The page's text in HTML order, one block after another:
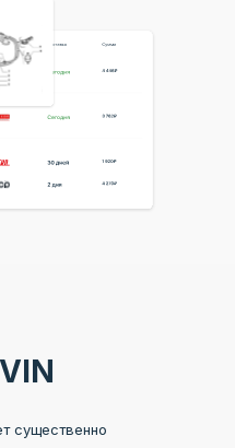
и CoMagic
существенно